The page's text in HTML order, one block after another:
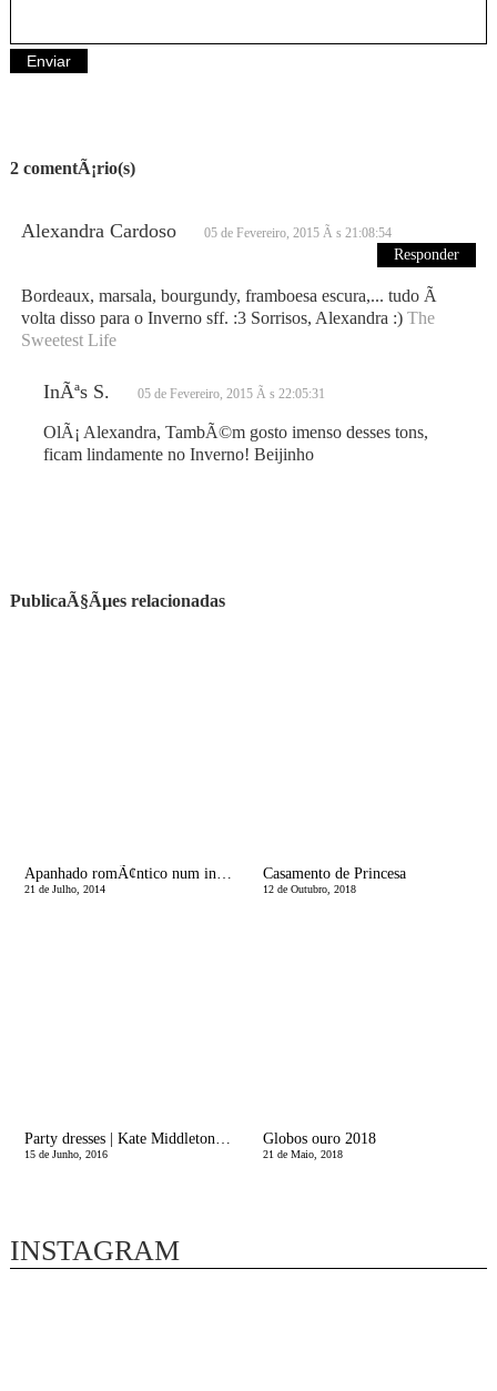
2 comentÃ¡rio(s)
Alexandra Cardoso 05 de Fevereiro, 2015 Ã s 21:08:54
Responder
Bordeaux, marsala, bourgundy, framboesa escura,... tudo Ã
volta disso para o Inverno sff. :3 Sorrisos, Alexandra :) The
Sweetest Life
InÃªs S. 05 de Fevereiro, 2015 Ã s 22:05:31
OlÃ¡ Alexandra, TambÃ©m gosto imenso desses tons,
ficam lindamente no Inverno! Beijinho
PublicaÃ§Ãµes relacionadas
Apanhado romÃ¢ntico num instante
21 de Julho, 2014
Casamento de Princesa
12 de Outubro, 2018
Party dresses | Kate Middleton style
15 de Junho, 2016
Globos ouro 2018
21 de Maio, 2018
INSTAGRAM